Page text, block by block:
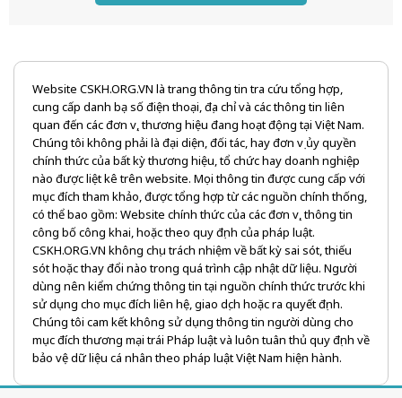
Website CSKH.ORG.VN là trang thông tin tra cứu tổng hợp,
cung cấp danh bạ số điện thoại, địa chỉ và các thông tin liên
quan đến các đơn vị, thương hiệu đang hoạt động tại Việt Nam.
Chúng tôi không phải là đại diện, đối tác, hay đơn vị ủy quyền
chính thức của bất kỳ thương hiệu, tổ chức hay doanh nghiệp
nào được liệt kê trên website. Mọi thông tin được cung cấp với
mục đích tham khảo, được tổng hợp từ các nguồn chính thống,
có thể bao gồm: Website chính thức của các đơn vị, thông tin
công bố công khai, hoặc theo quy định của pháp luật.
CSKH.ORG.VN không chịu trách nhiệm về bất kỳ sai sót, thiếu
sót hoặc thay đổi nào trong quá trình cập nhật dữ liệu. Người
dùng nên kiểm chứng thông tin tại nguồn chính thức trước khi
sử dụng cho mục đích liên hệ, giao dịch hoặc ra quyết định.
Chúng tôi cam kết không sử dụng thông tin người dùng cho
mục đích thương mại trái Pháp luật và luôn tuân thủ quy định về
bảo vệ dữ liệu cá nhân theo pháp luật Việt Nam hiện hành.